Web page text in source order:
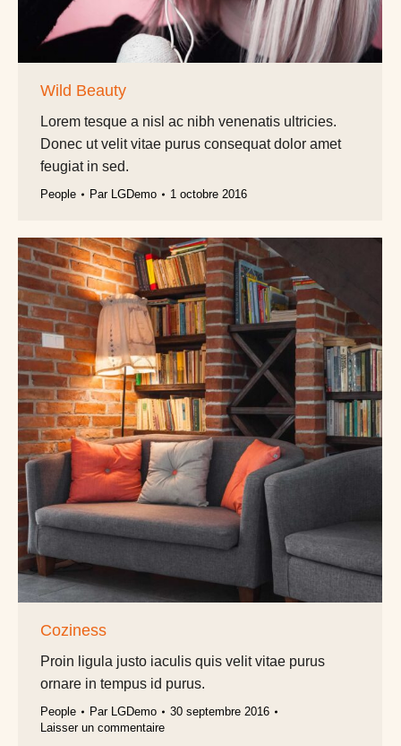
Wild Beauty
Lorem tesque a nisl ac nibh venenatis ultricies.
Donec ut velit vitae purus consequat dolor amet
feugiat in sed.
People Par LGDemo 1 octobre 2016
Coziness
Proin ligula justo iaculis quis velit vitae purus
ornare in tempus id purus.
People Par LGDemo
30 septembre 2016
Laisser un commentaire